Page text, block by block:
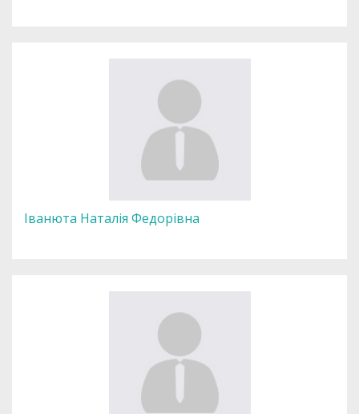
Іванюта Наталія Федорівна